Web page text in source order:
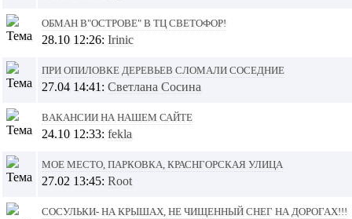
ОБМАН в"Острове" в ТЦ Светофор!
28.10 12:26: Irinic
при опиловке деревьев сломали соседние
27.04 14:41: Светлана Сосина
Вакансии на нашем сайте
24.10 12:33: fekla
Мое место, парковка, Краснгорская улица
27.02 13:45: Root
Сосульки- на крышах, не чищенный снег на дорогах!!!